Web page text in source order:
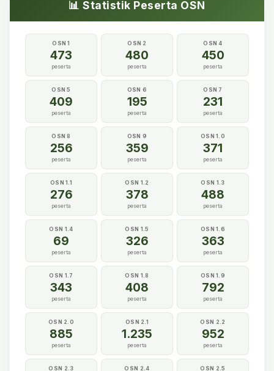
📊 Statistik Peserta OSN
OSN 1
473
peserta
OSN 2
480
peserta
OSN 4
450
peserta
OSN 5
409
peserta
OSN 6
195
peserta
OSN 7
231
peserta
OSN 8
256
peserta
OSN 9
359
peserta
OSN 1.0
371
peserta
OSN 1.1
276
peserta
OSN 1.2
378
peserta
OSN 1.3
488
peserta
OSN 1.4
69
peserta
OSN 1.5
326
peserta
OSN 1.6
363
peserta
OSN 1.7
343
peserta
OSN 1.8
408
peserta
OSN 1.9
792
peserta
OSN 2.0
885
peserta
OSN 2.1
1.235
peserta
OSN 2.2
952
peserta
OSN 2.3 OSN 2.4 OSN 2.5